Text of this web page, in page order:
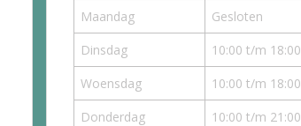
Maandag
Gesloten
Dinsdag
10:00 t/m 18:00
Woensdag
10:00 t/m 18:00
Donderdag
10:00 t/m 21:00